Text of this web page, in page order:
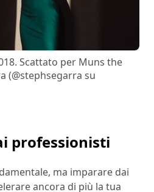
Scattato per Muns the
(@stephsegarra su
professionisti
ma imparare dai
ancora di più la tua